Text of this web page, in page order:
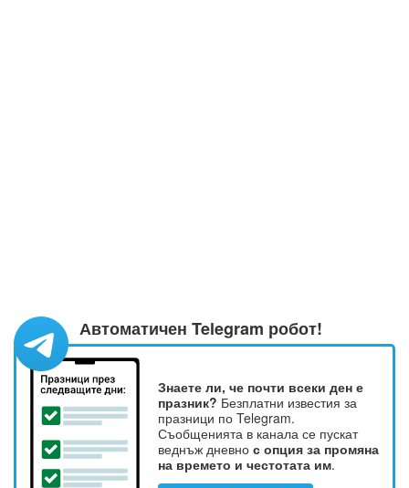
Автоматичен Telegram робот!
Знаете ли, че почти всеки ден е
празник? Безплатни известия за
празници по Telegram.
Съобщенията в канала се пускат
веднъж дневно с опция за промяна
на времето и честотата им.